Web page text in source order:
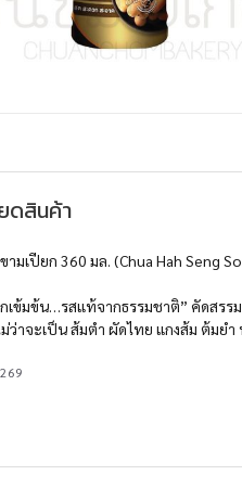
ดสินค้า
ามเปียก 360 มล. (Chua Hah Seng
เข้มข้น…รสแท้จากธรรมชาติ” คัดสร
ว่าจะเป็น ส้มตำ ผัดไทย แกงส้ม ต้มย
269